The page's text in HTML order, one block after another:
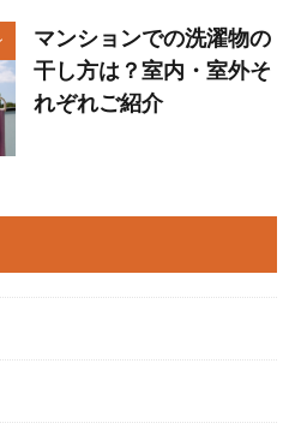
マンションでの洗濯物の
干し方は？室内・室外そ
れぞれご紹介